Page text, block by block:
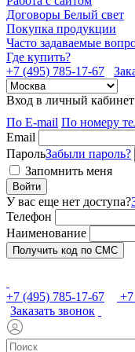
Договоры Белый свет
Покупка продукции
Часто задаваемые
Где купить?
+7 (495) 785-17-67
Вход в личный кабинет
По E-mail По номеру
Email
ПарольЗабыли пароль?
Запомнить меня
Войти
У вас еще нет доступа?
Телефон
Наименование
Получить код по СМС
+7 (495) 785-17-67
Заказать звонок